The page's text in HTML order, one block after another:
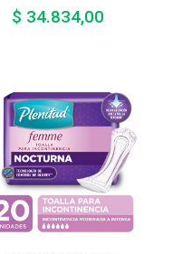
$ 34.834,00